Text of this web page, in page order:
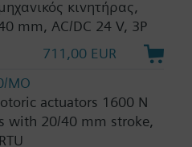
κινητήρας,
mm, AC/DC 24 V, 3P
711,00 EUR
MO
actuators 1600 N
with 20/40 mm stroke,